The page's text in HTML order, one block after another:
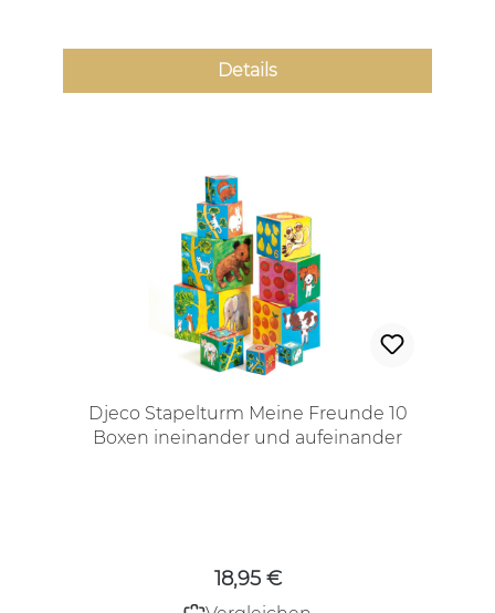
Details
Djeco Stapelturm Meine Freunde 10
Boxen ineinander und aufeinander
18,95 €